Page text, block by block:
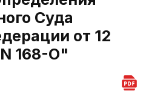
Суда
от 12
168-О"